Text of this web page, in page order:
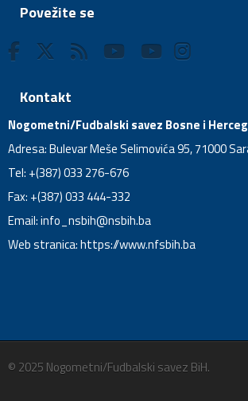
Povežite se
Kontakt
Nogometni/Fudbalski savez Bosne i
Adresa: Bulevar Meše Selimovića 95, 71000
Tel: +(387) 033 276-676
Fax: +(387) 033 444-332
Email:info_nsbih@nsbih.ba
Web stranica: https://www.nfsbih.ba
© 2025 Nogometni/Fudbalski savez BiH.